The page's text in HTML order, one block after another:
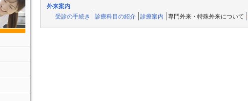
外来案内
受診の手続き 診療科目の紹介 診療案内 専門外来・特殊外来について